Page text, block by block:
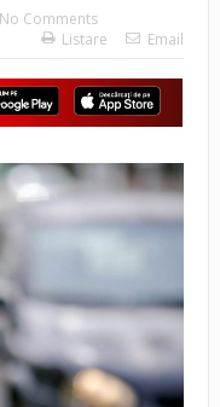
No Comments
Listare
Email